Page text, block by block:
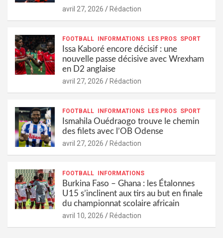
avril 27, 2026 Rédaction
FOOTBALL INFORMATIONS LES PROS SPORT
Issa Kaboré encore décisif : une
nouvelle passe décisive avec Wrexham
en D2 anglaise
avril 27, 2026 Rédaction
FOOTBALL INFORMATIONS LES PROS SPORT
Ismahila Ouédraogo trouve le chemin
des filets avec l’OB Odense
avril 27, 2026 Rédaction
FOOTBALL INFORMATIONS
Burkina Faso – Ghana : les Étalonnes
U15 s’inclinent aux tirs au but en finale
du championnat scolaire africain
avril 10, 2026 Rédaction